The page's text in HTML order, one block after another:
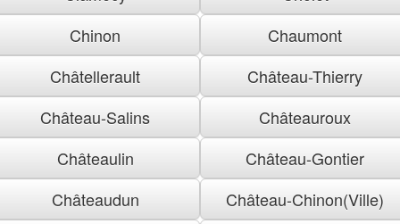
Chinon
Chaumont
Châtellerault
Château-Thierry
Château-Salins
Châteauroux
Châteaulin
Château-Gontier
Châteaudun
Château-Chinon(Ville)